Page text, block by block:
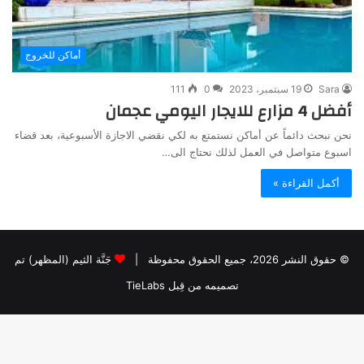
أماكن للخروج
Sara 19 سبتمبر، 2023 0
111
أفضل 4 مزارع للايجار اليومي عجمان
نحن نبحث دائماً عن أماكن نستمتع به لكي نقضي الاجازة الأسبوعية، بعد قضاء
اسبوع متواصل في العمل لذلك نحتاج الى…
أكمل القراءة »
© حقوق النشر 2026، جميع الحقوق محفوظة |
جَنَّة الثيم (المظهر) تم
تصميمه من قِبل TieLabs